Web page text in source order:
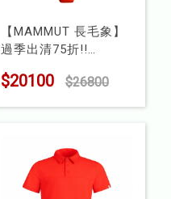
【MAMMUT 長毛象】
過季出清75折!!
-18C 羽絨睡袋
$20100 $26800